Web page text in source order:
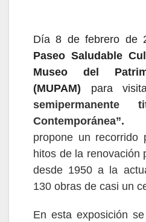
Día8 defebrero de
PaseoSaludable
Museo del
(MUPAM) para
semipermanente
Contemporánea”.
propone un recorrido
hitos de la renovación
desde 1950 a la
130 obras de casi un
En esta exposición